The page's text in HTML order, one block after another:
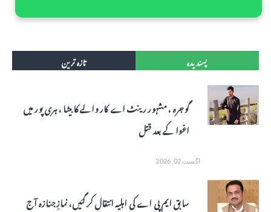
پسندیدہ تازہ ترین
گوجرہ ، مشہور رینٹ اے کار والے کا بیٹا ، ہری پور میں
اغوا کے بعد قتل
اگست 02, 2026
سابق ایم پی اے کی اہلیہ انتقال کر گئیں، نمازِ جنازہ آج